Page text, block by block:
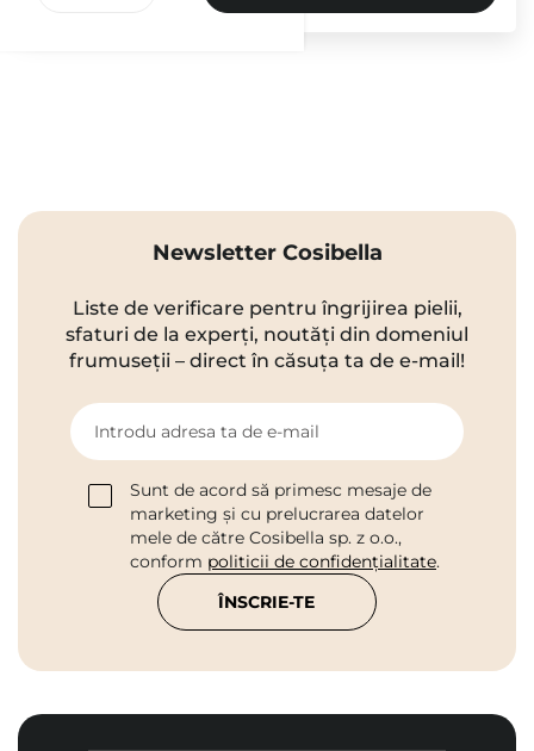
Newsletter Cosibella
Liste de verificare pentru îngrijirea pielii,
sfaturi de la experți, noutăți din domeniul
frumuseții – direct în căsuța ta de e-mail!
Introdu adresa ta de e-mail
Sunt de acord să primesc mesaje de
marketing și cu prelucrarea datelor
mele de către Cosibella sp. z o.o.,
conform politicii de confidențialitate.
ÎNSCRIE-TE